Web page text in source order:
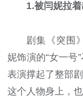
1.被闫妮拉
剧集《突围
妮饰演的“女一号
表演撑起了整部
这个人物身上，